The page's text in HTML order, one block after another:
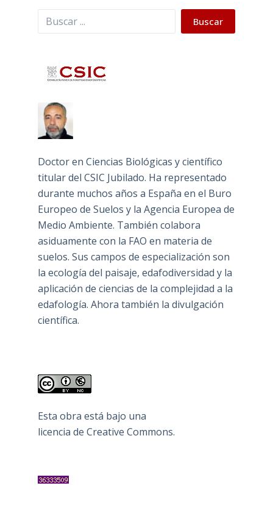
Buscar Buscar
Doctor en Ciencias Biológicas y científico
titular del CSIC Jubilado. Ha representado
durante muchos años a España en el Buro
Europeo de Suelos y la Agencia Europea de
Medio Ambiente. También colabora
asiduamente con la FAO en materia de
suelos. Sus campos de especialización son
la ecología del paisaje, edafodiversidad y la
aplicación de ciencias de la complejidad a la
edafología. Ahora también la divulgación
científica.
Esta obra está bajo una
licencia de Creative Commons.